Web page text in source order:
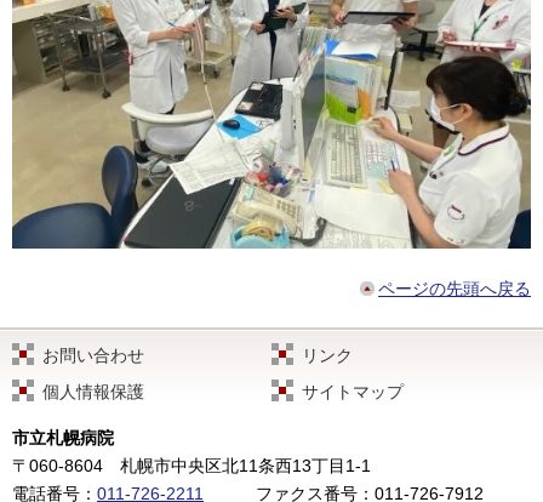
ページの先頭へ戻る
お問い合わせ
リンク
個人情報保護
サイトマップ
市立札幌病院
〒060-8604
札幌市中央区北11条西13丁目1-1
電話番号： 011-726-2211 ファクス番号：011-726-7912